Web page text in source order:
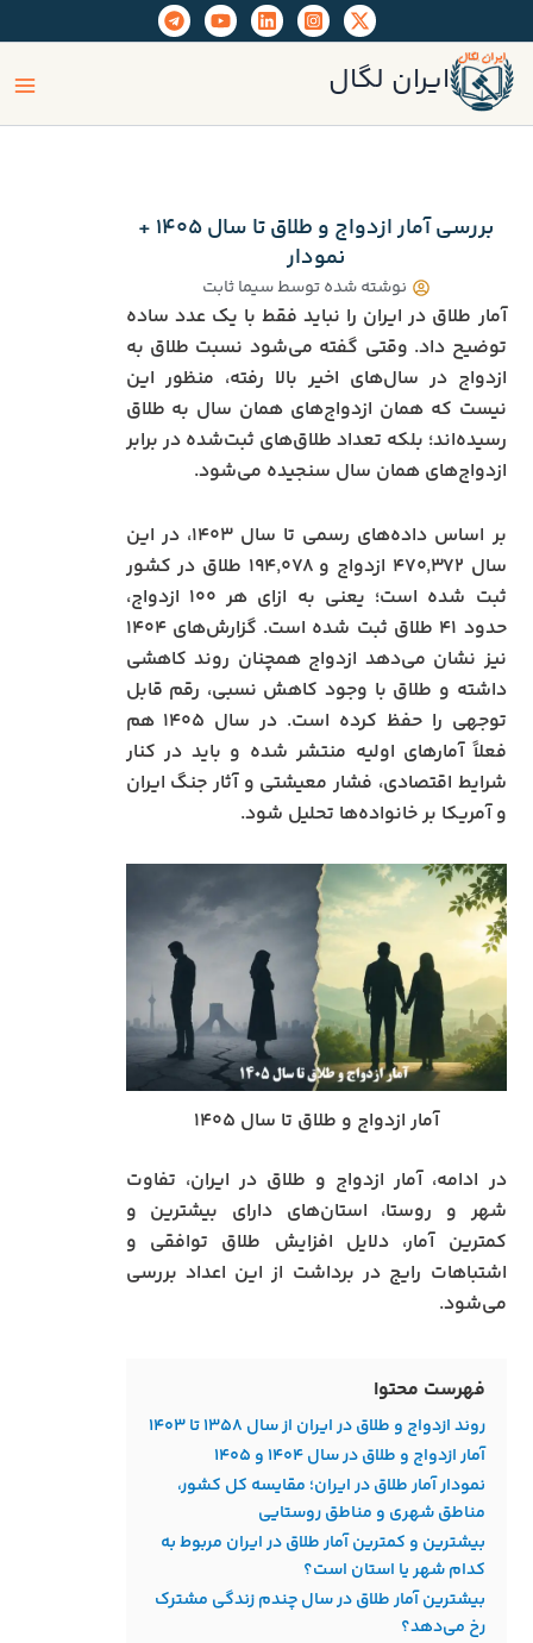
به
محتوا
ایران لگال
بررسی آمار ازدواج و طلاق تا سال ۱۴۰۵ +
نمودار
نوشته شده توسطسیما ثابت
آمار طلاق در ایران را نباید فقط با یک عدد ساده
توضیح داد. وقتی گفته می‌شود نسبت طلاق به
ازدواج در سال‌های اخیر بالا رفته، منظور این
نیست که همان ازدواج‌های همان سال به طلاق
رسیده‌اند؛ بلکه تعداد طلاق‌های ثبت‌شده در برابر
ازدواج‌های همان سال سنجیده می‌شود.
بر اساس داده‌های رسمی تا سال ۱۴۰۳، در این
سال ۴۷۰٬۳۷۲ ازدواج و ۱۹۴٬۰۷۸ طلاق در کشور
ثبت شده است؛ یعنی به ازای هر ۱۰۰ ازدواج،
حدود ۴۱ طلاق ثبت شده است. گزارش‌های ۱۴۰۴
نیز نشان می‌دهد ازدواج همچنان روند کاهشی
داشته و طلاق با وجود کاهش نسبی، رقم قابل
توجهی را حفظ کرده است. در سال ۱۴۰۵ هم
فعلاً آمارهای اولیه منتشر شده و باید در کنار
شرایط اقتصادی، فشار معیشتی و آثار جنگ ایران
و آمریکا بر خانواده‌ها تحلیل شود.
آمار ازدواج و طلاق تا سال ۱۴۰۵
در ادامه، آمار ازدواج و طلاق در ایران، تفاوت
شهر و روستا، استان‌های دارای بیشترین و
کمترین آمار، دلایل افزایش طلاق توافقی و
اشتباهات رایج در برداشت از این اعداد بررسی
می‌شود.
فهرست محتوا
روند ازدواج و طلاق در ایران از سال ۱۳۵۸ تا ۱۴۰۳
آمار ازدواج و طلاق در سال ۱۴۰۴ و ۱۴۰۵
نمودار آمار طلاق در ایران؛ مقایسه کل کشور،
مناطق شهری و مناطق روستایی
بیشترین و کمترین آمار طلاق در ایران مربوط به
کدام شهر یا استان است؟
بیشترین آمار طلاق در سال چندم زندگی مشترک
رخ می‌دهد؟